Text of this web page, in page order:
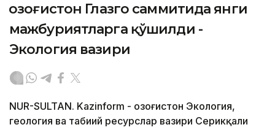
Қозоғистон Глазго саммитида янги
мажбуриятларга қўшилди -
Экология вазири
NUR-SULTAN. Kazinform - Қозоғистон Экология,
геология ва табиий ресурслар вазири Серикқали